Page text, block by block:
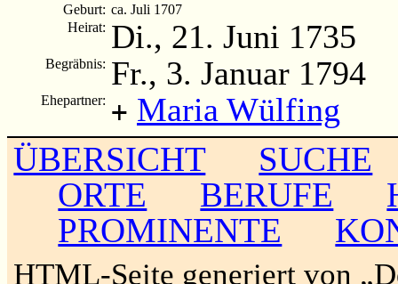
Geburt: ca. Juli 1707
Heirat: Di., 21. Juni 1735
Begräbnis: Fr., 3. Januar 1794
Ehepartner: + Maria Wülfing
ÜBERSICHT
SUCHE
ORTE
BERUFE
PROMINENTE
HTML-Seite generiert von